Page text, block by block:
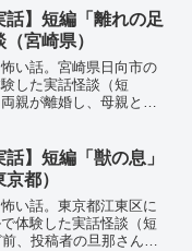
話】短編「離れの足
宮崎県）
い話。宮崎県日向市の
した実話怪談（短
親が離婚し、母親と一
ており、母屋で夕飯を食
、母娘は離れに戻って
住宅の様な暮らしだっ
話】短編「獣の息」
都）
い話。東京都江東区に
体験した実話怪談（短
、投稿者の旦那さんが